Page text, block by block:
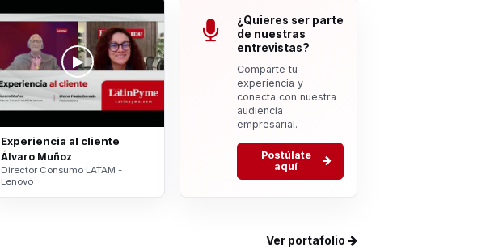
Experiencia al cliente
Álvaro Muñoz
Director Consumo LATAM -
Lenovo
¿Quieres ser parte
de nuestras
entrevistas?
Comparte tu
experiencia y
conecta con nuestra
audiencia
empresarial.
Postúlate
aquí
Ver portafolio